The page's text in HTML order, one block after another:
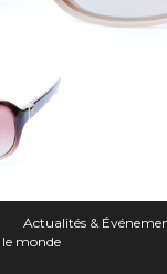
Actualités &
monde